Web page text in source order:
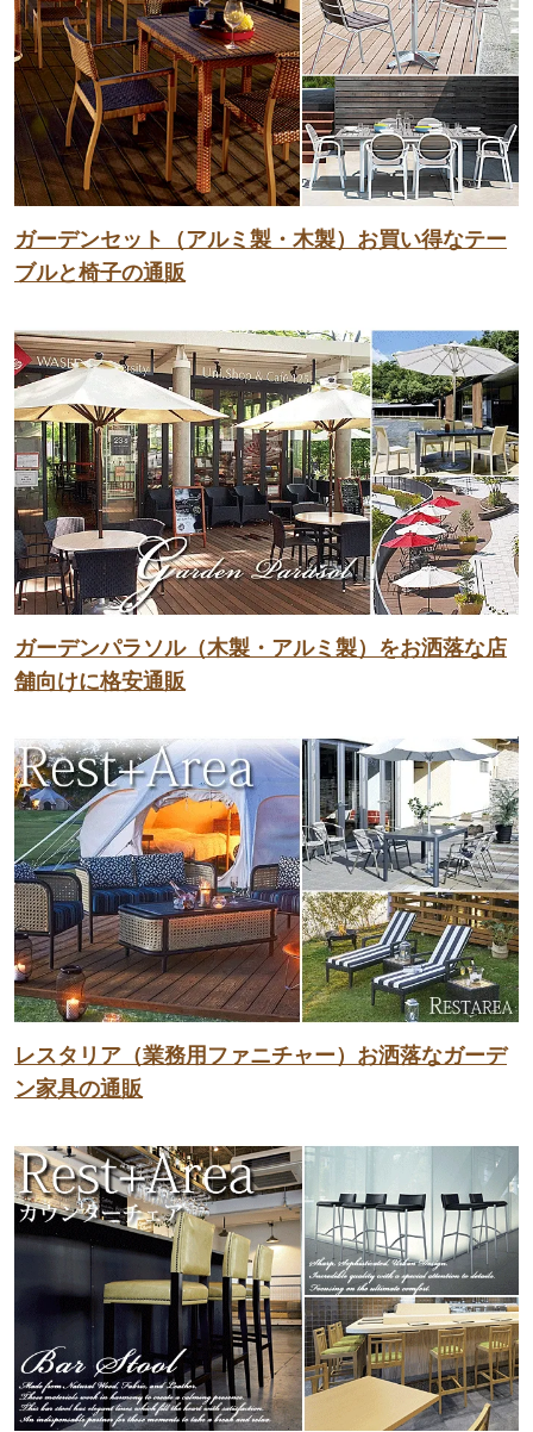
ガーデンセット（アルミ製・木製）お買い得なテー
ブルと椅子の通販
ガーデンパラソル（木製・アルミ製）をお洒落な店
舗向けに格安通販
レスタリア（業務用ファニチャー）お洒落なガーデ
ン家具の通販